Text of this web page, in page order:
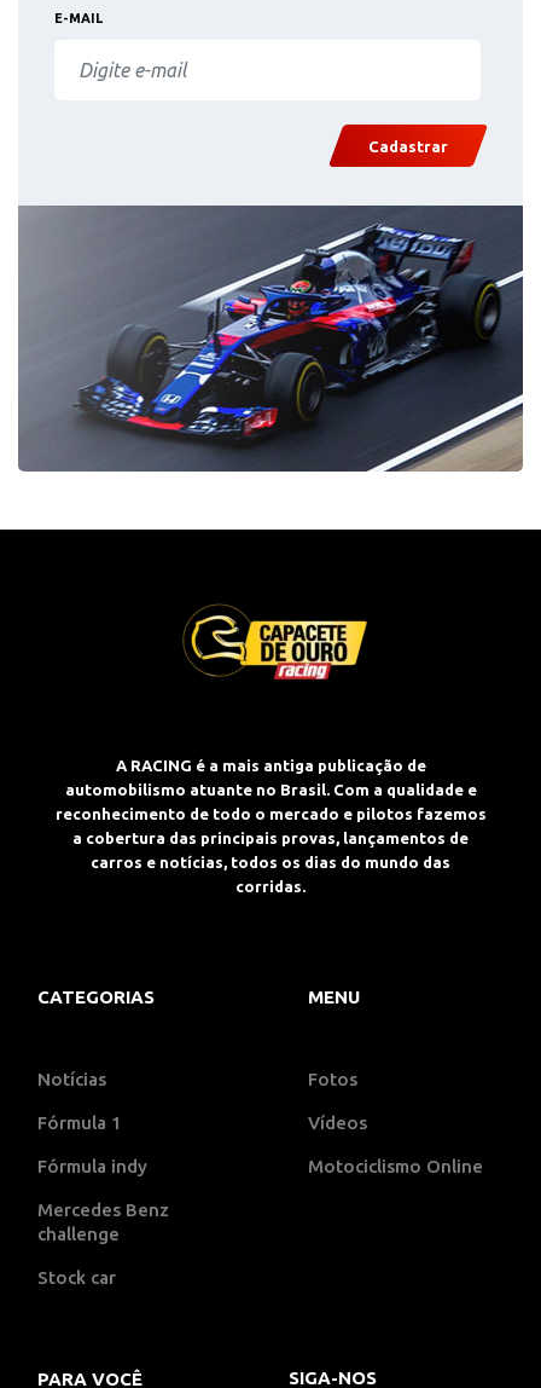
E-MAIL
Cadastrar
A RACING é a mais antiga publicação de
automobilismo atuante no Brasil. Com a qualidade e
reconhecimento de todo o mercado e pilotos fazemos
a cobertura das principais provas, lançamentos de
carros e notícias, todos os dias do mundo das
corridas.
CATEGORIAS
Notícias
Fórmula 1
Fórmula indy
Mercedes Benz
challenge
Stock car
MENU
Fotos
Vídeos
Motociclismo Online
PARA VOCÊ SIGA-NOS